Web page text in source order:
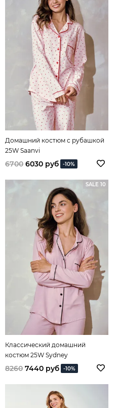
Домашний костюм с рубашкой
25W Saanvi
6700 6030 руб -10%
SALE 10
Классический домашний
костюм 25W Sydney
8260 7440 руб -10%